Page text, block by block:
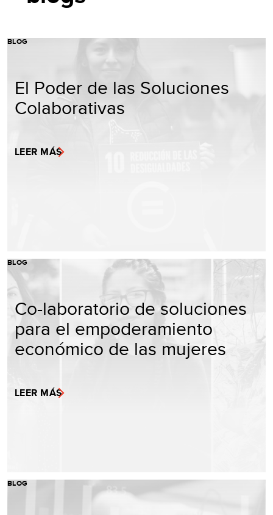
BLOG
El Poder de las Soluciones
Colaborativas
LEER MÁS
BLOG
Co-laboratorio de soluciones
para el empoderamiento
económico de las mujeres
LEER MÁS
BLOG